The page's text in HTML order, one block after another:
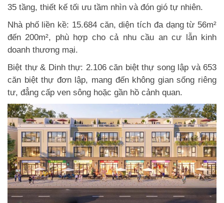
35 tầng, thiết kế tối ưu tầm nhìn và đón gió tự nhiên.
Nhà phố liền kề: 15.684 căn, diện tích đa dạng từ 56m²
đến 200m², phù hợp cho cả nhu cầu an cư lẫn kinh
doanh thương mại.
Biệt thự & Dinh thự: 2.106 căn biệt thự song lập và 653
căn biệt thự đơn lập, mang đến không gian sống riêng
tư, đẳng cấp ven sông hoặc gần hồ cảnh quan.